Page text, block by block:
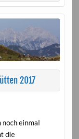
2017
einmal
die